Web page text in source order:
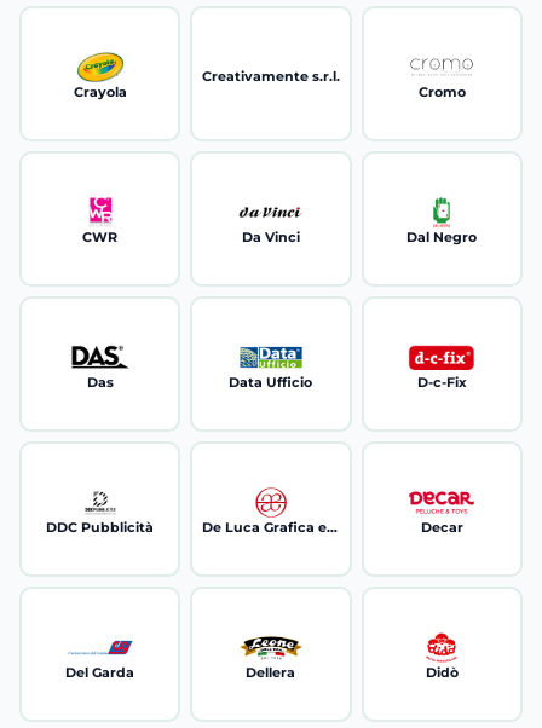
Crayola
Creativamente s.r.l.
Cromo
CWR Da Vinci Dal Negro
Das Data Ufficio D-c-Fix
DDC Pubblicità De Luca Grafica e Cartaria Decar
Del Garda Dellera Didò